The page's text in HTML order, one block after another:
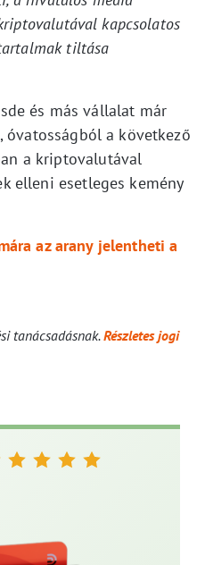
kapcsolatos
tiltása
és más vállalat már
a következő
a kriptovalutával
elleni esetleges kemény
az arany jelentheti a
tanácsadásnak.Részletes jogi